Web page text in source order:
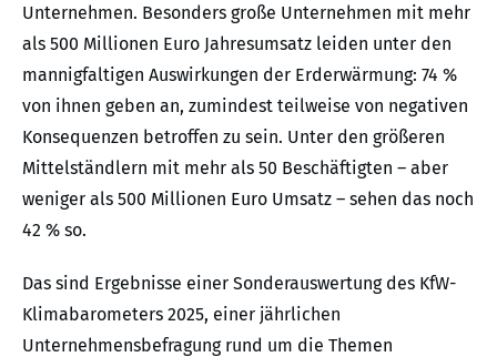
Unternehmen. Besonders große Unternehmen mit mehr
als 500 Millionen Euro Jahresumsatz leiden unter den
mannigfaltigen Auswirkungen der Erderwärmung: 74 %
von ihnen geben an, zumindest teilweise von negativen
Konsequenzen betroffen zu sein. Unter den größeren
Mittelständlern mit mehr als 50 Beschäftigten – aber
weniger als 500 Millionen Euro Umsatz – sehen das noch
42 % so.
Das sind Ergebnisse einer Sonderauswertung des KfW-
Klimabarometers 2025, einer jährlichen
Unternehmensbefragung rund um die Themen